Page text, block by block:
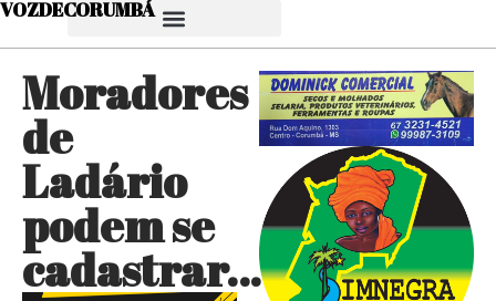
VOZDECORUMBÁ
Moradores
de
Ladário
podem se
cadastrar…